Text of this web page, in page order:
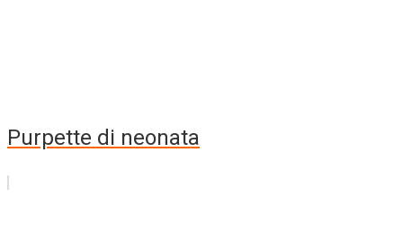
Purpette di neonata